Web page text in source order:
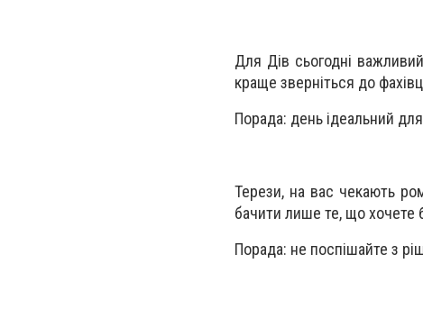
Для Дів сьогодні
краще зверніться до
Порада: день ідеальний
Терези, на вас чекають
бачити лише те, що хочете
Порада: не поспішайте з